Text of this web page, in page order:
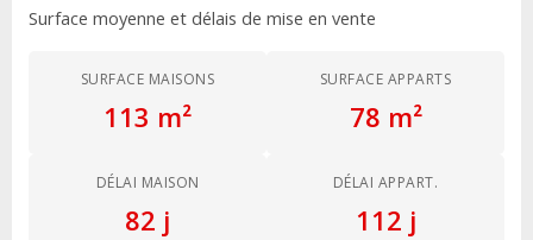
Surface moyenne et délais de mise en vente
SURFACE MAISONS
113 m²
SURFACE APPARTS
78 m²
DÉLAI MAISON
82 j
DÉLAI APPART.
112 j